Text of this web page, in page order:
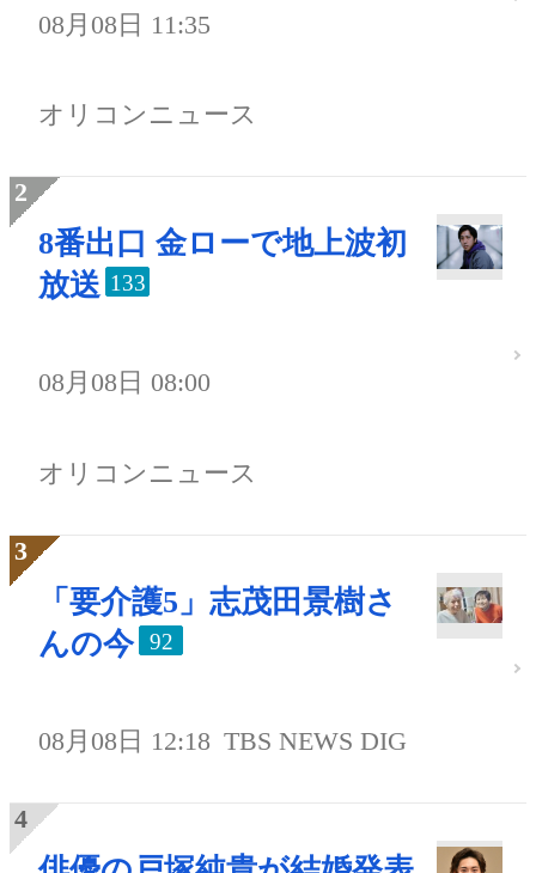
08月08日 11:35
オリコンニュース
8番出口 金ローで地上波初
放送 133
08月08日 08:00
オリコンニュース
「要介護5」志茂田景樹さ
んの今
92
08月08日 12:18 TBS NEWS DIG